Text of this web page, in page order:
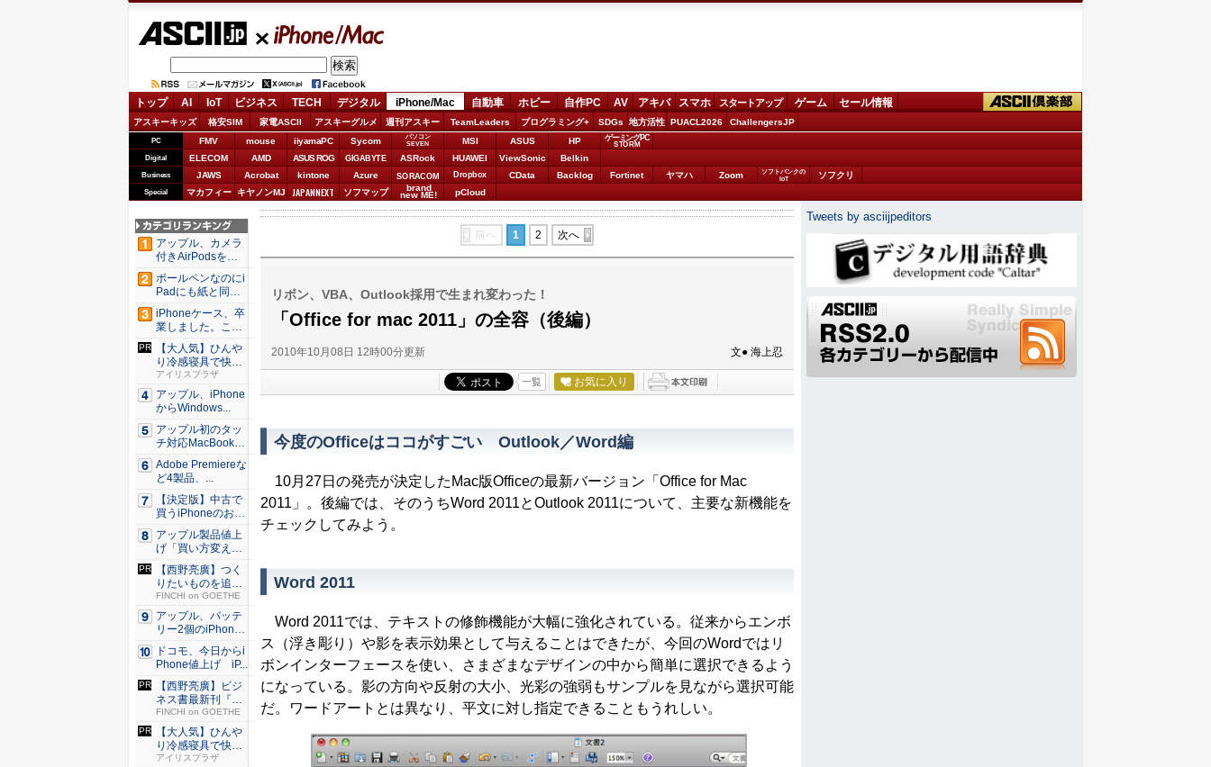
iPhone/Mac
トップ AI IoT ビジネス TECH デジタル iPhone/Mac 自動車 ホビー 自作PC AV アキバ スマホ スタートアップ ゲーム セール情報
アスキーキッズ 格安SIM 家電ASCII アスキーグルメ 週刊アスキー TeamLeaders プログラミング+ SDGs 地方活性 PUACL2026 ChallengersJP
PC FMV mouse iiyamaPC Sycom
パソコン
SEVEN
MSI ASUS HP ゲーミングPC
STORM
Digital ELECOM AMD ASUS ROG GIGABYTE ASRock HUAWEI ViewSonic Belkin
Business JAWS Acrobat kintone Azure SORACOM Dropbox CData Backlog Fortinet ヤマハ Zoom
ソフトバンクの
IoT
ソフクリ
Special マカフィー キヤノンMJ JAPANNEXT ソフマップ brand
new ME! pCloud
前へ 1 2 次へ
リボン、VBA、Outlook採用で生まれ変わった！
「Office for mac 2011」の全容（後編）
2010年10月08日 12時00分更新 文● 海上忍
一覧 お気に入り
今度のOfficeはココがすごい Outlook／Word編
10月27日の発売が決定したMac版Officeの最新バージョン「Office for Mac
2011」。後編では、そのうちWord 2011とOutlook 2011について、主要な新機能を
チェックしてみよう。
Word 2011
Word 2011では、テキストの修飾機能が大幅に強化されている。従来からエンボ
ス（浮き彫り）や影を表示効果として与えることはできたが、今回のWordではリ
ボンインターフェースを使い、さまざまなデザインの中から簡単に選択できるよう
になっている。影の方向や反射の大小、光彩の強弱もサンプルを見ながら選択可能
だ。ワードアートとは異なり、平文に対し指定できることもうれしい。
アップル、カメラ
付きAirPodsを年
内...
ボールペンなのにi
Padにも紙と同じ
滑ら...
iPhoneケース、卒
業しました。これ
か...
【大人気】ひんや
り冷感寝具で快適
な睡眠を...
アイリスプラザ
アップル、iPhone
からWindows...
アップル初のタッ
チ対応MacBook、
早...
Adobe Premiereな
ど4製品、...
【決定版】中古で
買うiPhoneのおす
す...
アップル製品値上
げ「買い方変え
る」9割超...
【西野亮廣】つく
りたいものを追求
できる環...
FINCHI on GOETHE
アップル、バッテ
リー2個のiPhone
準...
ドコモ、今日からi
Phone値上げ iP...
【西野亮廣】ビジ
ネス書最新刊『北
極星 僕...
FINCHI on GOETHE
【大人気】ひんや
り冷感寝具で快適
な睡眠を...
アイリスプラザ
Tweets by asciijpeditors